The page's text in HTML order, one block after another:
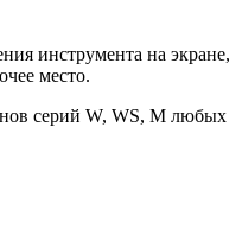
инструмента на экране,
место.
серий W, WS, M любых